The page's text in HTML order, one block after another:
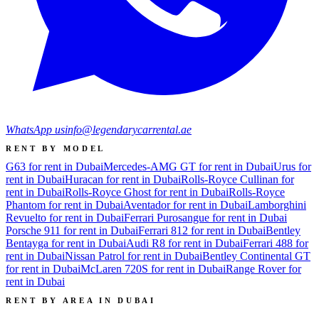
WhatsApp usinfo@legendarycarrental.ae
RENT BY MODEL
G63 for rent in DubaiMercedes-AMG GT for rent in DubaiUrus for
rent in DubaiHuracan for rent in DubaiRolls-Royce Cullinan for
rent in DubaiRolls-Royce Ghost for rent in DubaiRolls-Royce
Phantom for rent in DubaiAventador for rent in DubaiLamborghini
Revuelto for rent in DubaiFerrari Purosangue for rent in Dubai
Porsche 911 for rent in DubaiFerrari 812 for rent in DubaiBentley
Bentayga for rent in DubaiAudi R8 for rent in DubaiFerrari 488 for
rent in DubaiNissan Patrol for rent in DubaiBentley Continental GT
for rent in DubaiMcLaren 720S for rent in DubaiRange Rover for
rent in Dubai
RENT BY AREA IN DUBAI